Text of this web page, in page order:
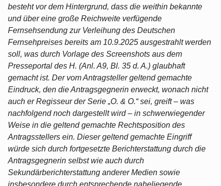
besteht vor dem Hintergrund, dass die weithin bekannte
und über eine große Reichweite verfügende
Fernsehsendung zur Verleihung des Deutschen
Fernsehpreises bereits am 10.9.2025 ausgestrahlt werden
soll, was durch Vorlage des Screenshots aus dem
Presseportal des H. (Anl. A9, Bl. 35 d. A.) glaubhaft
gemacht ist. Der vom Antragsteller geltend gemachte
Eindruck, den die Antragsgegnerin erweckt, wonach nicht
auch er Regisseur der Serie „O. & O.“ sei, greift – was
nachfolgend noch dargestellt wird – in schwerwiegender
Weise in die geltend gemachte Rechtsposition des
Antragsstellers ein. Dieser geltend gemachte Eingriff
würde sich durch fortgesetzte Berichterstattung durch die
Antragsgegnerin selbst wie auch durch
Sekundärberichterstattung anderer Medien sowie
insbesondere durch entsprechende naheliegende